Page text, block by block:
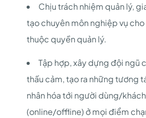
Chịu trách nhiệm quản lý,
tạo chuyên môn nghiệp vụ cho
thuộc quyền quản lý.
Tập hợp, xây dựng đội ngũ
thấu cảm, tạo ra những tương
nhân hóa tới người dùng/
(online/offline) ở mọi điểm